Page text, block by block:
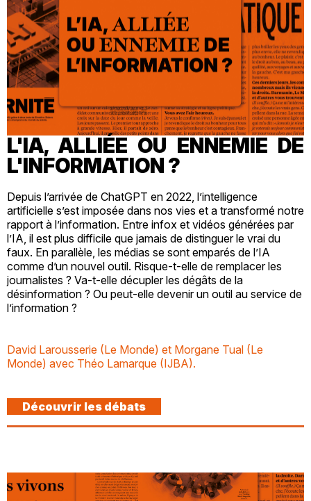
L'IA, ALLIÉE OU ENNEMIE DE
L'INFORMATION ?
Depuis l’arrivée de ChatGPT en 2022, l’intelligence
artificielle s’est imposée dans nos vies et a transformé notre
rapport à l’information. Entre infox et vidéos générées par
l’IA, il est plus difficile que jamais de distinguer le vrai du
faux. En parallèle, les médias se sont emparés de l’IA
comme d’un nouvel outil. Risque-t-elle de remplacer les
journalistes ? Va-t-elle décupler les dégâts de la
désinformation ? Ou peut-elle devenir un outil au service de
l’information ?
David Larousserie (Le Monde) et Morgane Tual (Le
Monde) avec Théo Lamarque (IJBA).
Découvrir les débats